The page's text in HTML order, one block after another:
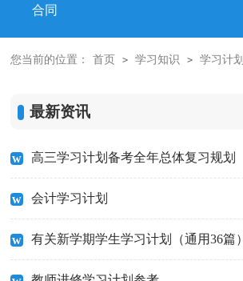
合同
您当前的位置： 首页 > 学习知识 > 学习计划
最新资讯
高三学习计划备考全年总体复习规划
会计学习计划
有关新学期学生学习计划（通用36篇）